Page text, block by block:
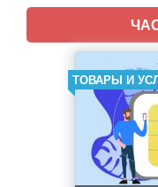
ТОВАРЫ И